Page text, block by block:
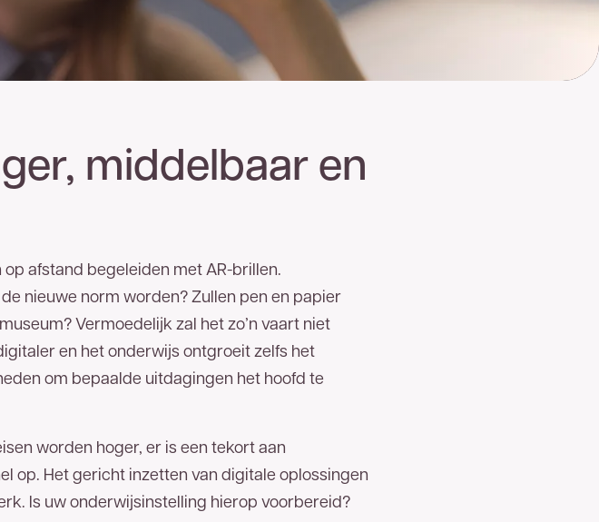
middelbaar en
afstand begeleiden met AR-brillen.
nieuwe norm worden? Zullen pen en papier
Vermoedelijk zal het zo’n vaart niet
en het onderwijs ontgroeit zelfs het
om bepaalde uitdagingen het hoofd te
worden hoger, er is een tekort aan
op. Het gericht inzetten van digitale oplossingen
Is uw onderwijsinstelling hierop voorbereid?